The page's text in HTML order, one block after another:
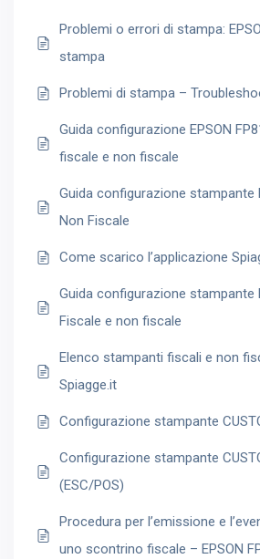
Problemi o errori di stampa:
stampa
Problemi di stampa –
Guida configurazione EPSON
fiscale e non fiscale
Guida configurazione stampante
Non Fiscale
Come scarico l’applicazione
Guida configurazione stampante
Fiscale e non fiscale
Elenco stampanti fiscali e non
Spiagge.it
Configurazione stampante
Configurazione stampante
(ESC/POS)
Procedura per l’emissione e
uno scontrino fiscale – EPSON